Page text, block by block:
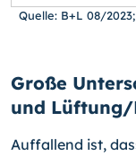
Quelle: B+L 08/
Große
und
Auffallend ist,